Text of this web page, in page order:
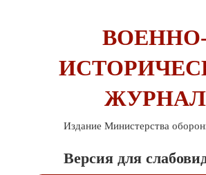
ЖУРНАЛ
Издание Министерства
Версия для